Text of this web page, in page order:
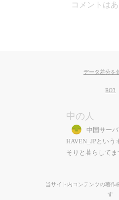
コメントは
データ差分を
RO3
中の人
中国サー
HAVEN_JPという
そりと暮らしてま
当サイト内コンテンツの著作
す